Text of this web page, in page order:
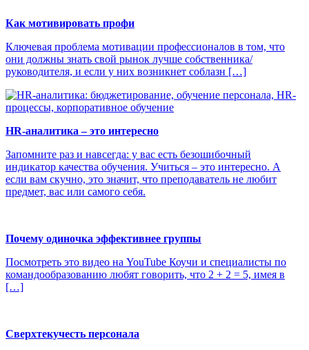
Как мотивировать профи
Ключевая проблема мотивации профессионалов в том, что
они должны знать свой рынок лучше собственника/
руководителя, и если у них возникнет соблазн […]
HR-аналитика – это интересно
Запомните раз и навсегда: у вас есть безошибочный
индикатор качества обучения. Учиться – это интересно. А
если вам скучно, это значит, что преподаватель не любит
предмет, вас или самого себя.
Почему одиночка эффективнее группы
Посмотреть это видео на YouTube Коучи и специалисты по
командообразованию любят говорить, что 2 + 2 = 5, имея в
[…]
Сверхтекучесть персонала